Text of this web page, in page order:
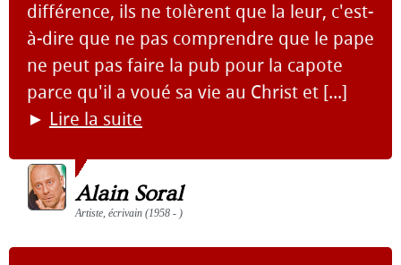
différence, ils ne tolèrent que la leur, c'est-
à-dire que ne pas comprendre que le pape
ne peut pas faire la pub pour la capote
parce qu'il a voué sa vie au Christ et [...]
► Lire la suite
Alain Soral
Artiste, écrivain (1958 - )